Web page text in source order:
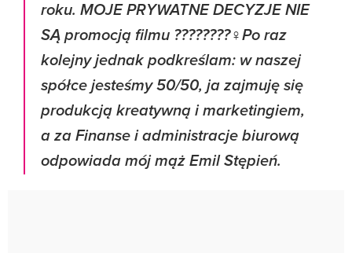
roku. MOJE PRYWATNE DECYZJE NIE
SĄ promocją filmu ????????‍♀️Po raz
kolejny jednak podkreślam: w naszej
spółce jesteśmy 50/50, ja zajmuję się
produkcją kreatywną i marketingiem,
a za Finanse i administracje biurową
odpowiada mój mąż Emil Stępień.